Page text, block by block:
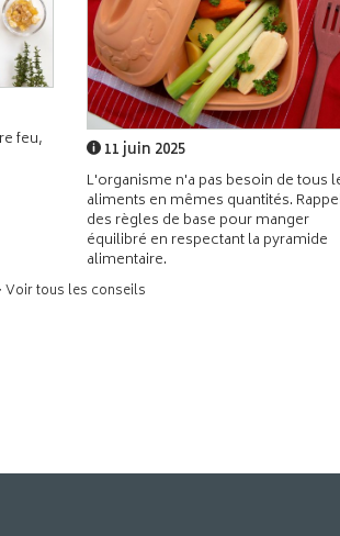
feu,
11 juin 2025
L'organisme n'a pas besoin de tous
aliments en mêmes quantités.
des règles de base pour manger
équilibré en respectant la pyramide
alimentaire.
Voir tous les conseils